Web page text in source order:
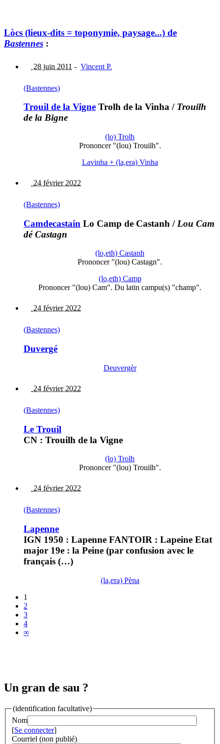
Lòcs (lieux-dits = toponymie, paysage...) de
Bastennes :
28 juin 2011 - Vincent P.
(Bastennes)
Trouil de la Vigne Trolh de la Vinha / Trouilh
de la Bigne
(lo) Trolh
Prononcer "(lou) Trouilh".
Lavinha + (la,era) Vinha
24 février 2022
(Bastennes)
Camdecastain Lo Camp de Castanh / Lou Cam
dé Castagn
(lo,eth) Castanh
Prononcer "(lou) Castagn".
(lo,eth) Camp
Prononcer "(lou) Cam". Du latin campu(s) "champ".
24 février 2022
(Bastennes)
Duvergé
Deuvergèr
24 février 2022
(Bastennes)
Le Trouil
CN : Trouilh de la Vigne
(lo) Trolh
Prononcer "(lou) Trouilh".
24 février 2022
(Bastennes)
Lapenne
IGN 1950 : Lapenne FANTOIR : Lapeine Etat
major 19e : la Peine (par confusion avec le
français (…)
(la,era) Pèna
1
2
3
4
∞
Un gran de sau ?
(identification facultative)
Nom
[Se connecter]
Courriel (non publié)